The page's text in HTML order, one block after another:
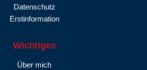
Datenschutz
Erstinformation
Wichtiges
Über mich